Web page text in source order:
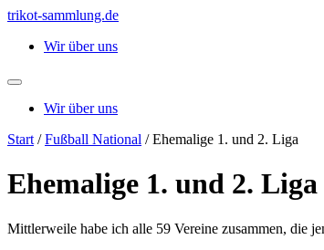
Zum
springen
trikot-sammlung.de
Wir über uns
Wir über uns
Start /Fußball National / Ehemalige 1. und 2. Liga
Ehemalige 1. und 2. Liga
Mittlerweile habe ich alle 59 Vereine zusammen, die